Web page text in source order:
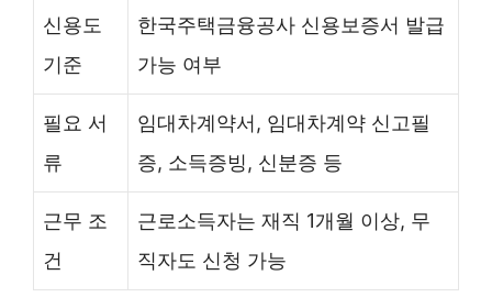
신용도
기준
한국주택금융공사 신용보증서 발급
가능 여부
필요 서
류
임대차계약서, 임대차계약 신고필
증, 소득증빙, 신분증 등
근무 조
건
근로소득자는 재직 1개월 이상, 무
직자도 신청 가능